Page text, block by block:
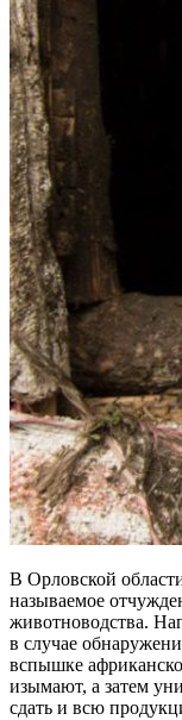
В Орловской
называемое
животноводства.
в случае
вспышке
изымают, а затем
сдать и всю